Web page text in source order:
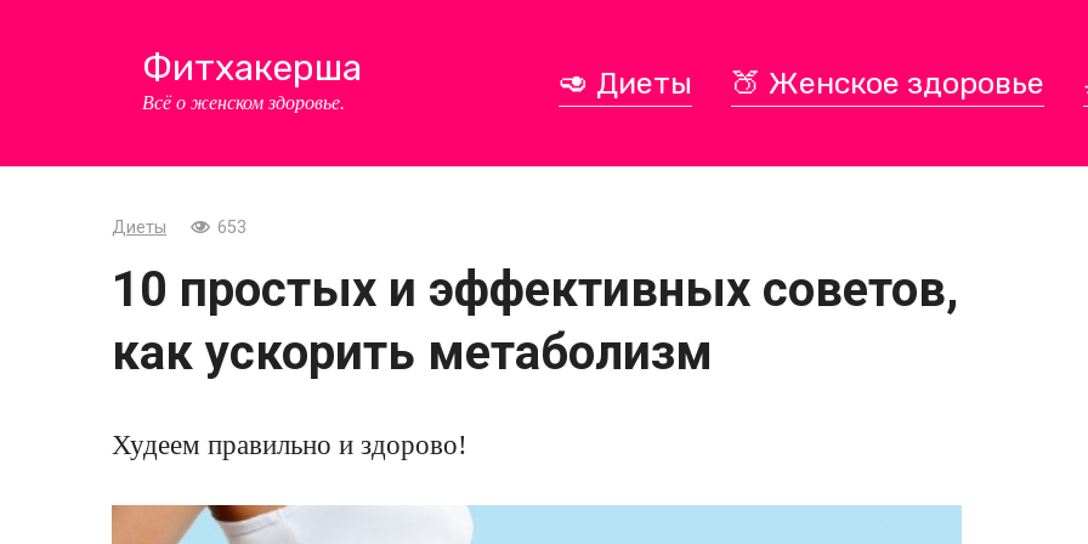
Фитхакерша
Всё о женском здоровье.
🥑 Диеты 🍑 Женское здоровье
Диеты 653
10 простых и эффективных советов,
как ускорить метаболизм
Худеем правильно и здорово!